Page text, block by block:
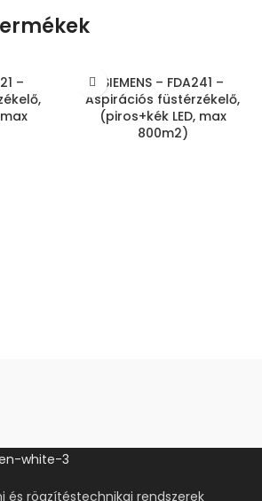
–
SIEMENS – FDA241 –
Aspirációs füstérzékelő,
(piros+kék LED, max
800m2)
és rögzítéstechnikai rendszerek